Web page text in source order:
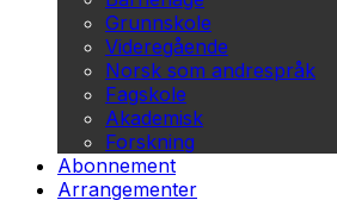
Grunnskole
Videregående
Norsk som andrespråk
Fagskole
Akademisk
Forskning
Abonnement
Arrangementer